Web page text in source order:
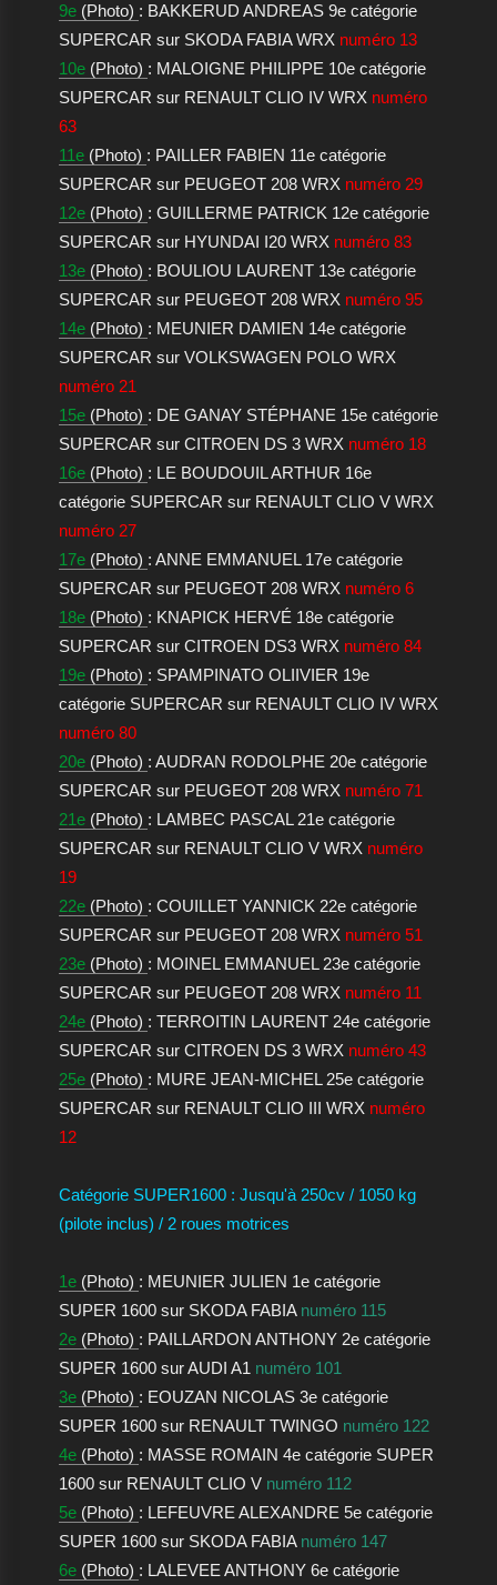
9e(Photo) : BAKKERUD ANDREAS 9e catégorie
SUPERCAR sur SKODA FABIA WRX numéro 13
10e(Photo) : MALOIGNE PHILIPPE 10e catégorie
SUPERCAR sur RENAULT CLIO IV WRX numéro
63
11e(Photo) : PAILLER FABIEN 11e catégorie
SUPERCAR sur PEUGEOT 208 WRX numéro 29
12e(Photo) : GUILLERME PATRICK 12e catégorie
SUPERCAR sur HYUNDAI I20 WRX numéro 83
13e(Photo) : BOULIOU LAURENT 13e catégorie
SUPERCAR sur PEUGEOT 208 WRX numéro 95
14e(Photo) : MEUNIER DAMIEN 14e catégorie
SUPERCAR sur VOLKSWAGEN POLO WRX
numéro 21
15e(Photo) : DE GANAY STÉPHANE 15e catégorie
SUPERCAR sur CITROEN DS 3 WRX numéro 18
16e(Photo) : LE BOUDOUIL ARTHUR 16e
catégorie SUPERCAR sur RENAULT CLIO V WRX
numéro 27
17e(Photo) : ANNE EMMANUEL 17e catégorie
SUPERCAR sur PEUGEOT 208 WRX numéro 6
18e(Photo) : KNAPICK HERVÉ 18e catégorie
SUPERCAR sur CITROEN DS3 WRX numéro 84
19e(Photo) : SPAMPINATO OLIIVIER 19e
catégorie SUPERCAR sur RENAULT CLIO IV WRX
numéro 80
20e(Photo) : AUDRAN RODOLPHE 20e catégorie
SUPERCAR sur PEUGEOT 208 WRX numéro 71
21e(Photo) : LAMBEC PASCAL 21e catégorie
SUPERCAR sur RENAULT CLIO V WRX numéro
19
22e(Photo) : COUILLET YANNICK 22e catégorie
SUPERCAR sur PEUGEOT 208 WRX numéro 51
23e(Photo) : MOINEL EMMANUEL 23e catégorie
SUPERCAR sur PEUGEOT 208 WRX numéro 11
24e(Photo) : TERROITIN LAURENT 24e catégorie
SUPERCAR sur CITROEN DS 3 WRX numéro 43
25e(Photo) : MURE JEAN-MICHEL 25e catégorie
SUPERCAR sur RENAULT CLIO III WRX numéro
12
Catégorie SUPER1600 : Jusqu'à 250cv / 1050 kg
(pilote inclus) / 2 roues motrices
1e(Photo) : MEUNIER JULIEN 1e catégorie
SUPER 1600 sur SKODA FABIA numéro 115
2e(Photo) : PAILLARDON ANTHONY 2e catégorie
SUPER 1600 sur AUDI A1 numéro 101
3e(Photo) : EOUZAN NICOLAS 3e catégorie
SUPER 1600 sur RENAULT TWINGO numéro 122
4e(Photo) : MASSE ROMAIN 4e catégorie SUPER
1600 sur RENAULT CLIO V numéro 112
5e(Photo) : LEFEUVRE ALEXANDRE 5e catégorie
SUPER 1600 sur SKODA FABIA numéro 147
6e(Photo) : LALEVEE ANTHONY 6e catégorie